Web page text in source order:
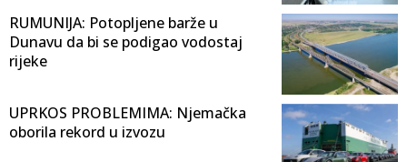
RUMUNIJA: Potopljene barže u
Dunavu da bi se podigao vodostaj
rijeke
UPRKOS PROBLEMIMA: Njemačka
oborila rekord u izvozu